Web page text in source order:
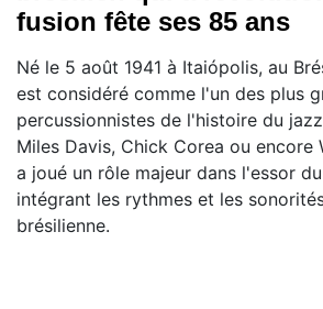
fusion fête ses 85 ans
Né le 5 août 1941 à Itaiópolis, au
est considéré comme l'un des plus
percussionnistes de l'histoire du
Miles Davis, Chick Corea ou encore
a joué un rôle majeur dans l'essor
intégrant les rythmes et les
brésilienne.